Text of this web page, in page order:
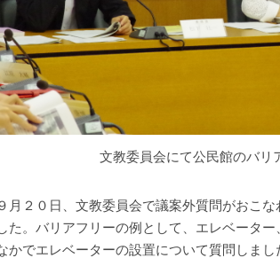
文教委員会にて公民館のバリ
２０日、文教委員会で議案外質問がおこな
た。バリアフリーの例として、エレベータ
かでエレベーターの設置について質問しまし